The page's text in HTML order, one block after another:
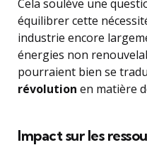
Cela soulève une
équilibrer cette
industrie encore
énergies non
pourraient bien se
révolution en matière
Impact sur les